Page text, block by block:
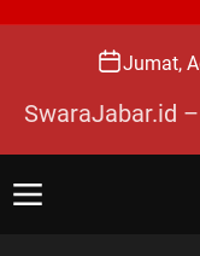
Jumat,
SwaraJabar.id
M